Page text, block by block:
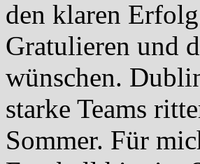
den klaren
Gratulieren und
wünschen.
starke Teams
Sommer. Für